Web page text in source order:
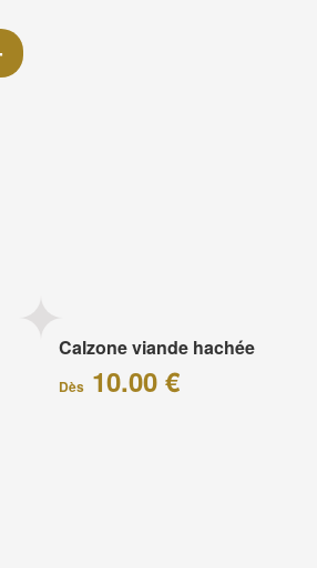
Calzone viande hachée
Dès10.00 €